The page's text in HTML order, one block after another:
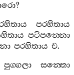
?
පරහිතාය
පටිපන‍්නො
පරහිතාය ච.
පුග‍්ගලා
සන‍්තො